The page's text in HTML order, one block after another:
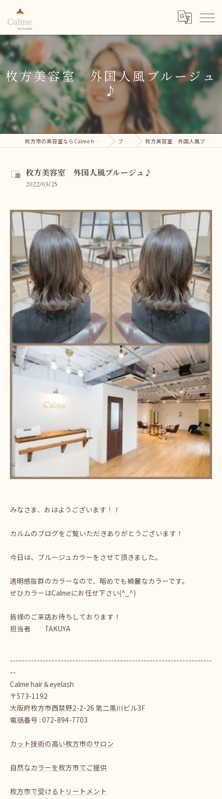
枚方美容室 外国人風ブルージュ
♪
枚方市の美容室ならCalme hair＆eyelash ブログ 枚方美容室 外国人風ブルージュ♪
枚方美容室 外国人風ブルージュ♪
2022/03/25
みなさま、おはようございます！！
カルムのブログをご覧いただきありがとうございます！
今日は、ブルージュカラーをさせて頂きました。
透明感抜群のカラーなので、暗めでも綺麗なカラーです。
ぜひカラーはCalmeにお任せ下さい(^_^)
皆様のご来店お待ちしております！
担当者 TAKUYA
--------------------------------------------------------------------
--
Calme hair＆eyelash
〒573-1192
大阪府枚方市西禁野2-2-26 第二黒川ビル3F
電話番号 : 072-894-7703
カット技術の高い枚方市のサロン
自然なカラーを枚方市でご提供
枚方市で受けるトリートメント